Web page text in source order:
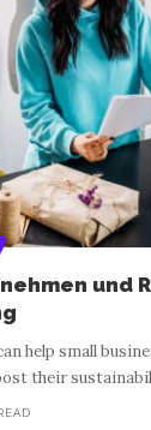
und
help small
their